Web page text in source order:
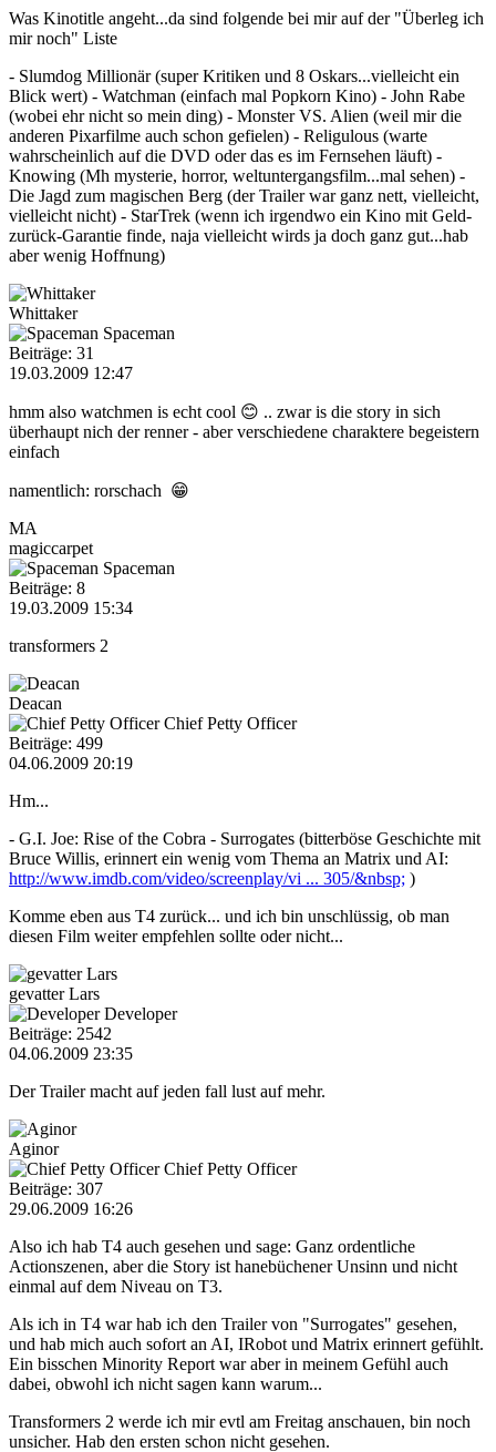
Was Kinotitle angeht...da sind folgende bei mir auf der "Überleg ich
mir noch" Liste
- Slumdog Millionär (super Kritiken und 8 Oskars...vielleicht ein
Blick wert) - Watchman (einfach mal Popkorn Kino) - John Rabe
(wobei ehr nicht so mein ding) - Monster VS. Alien (weil mir die
anderen Pixarfilme auch schon gefielen) - Religulous (warte
wahrscheinlich auf die DVD oder das es im Fernsehen läuft) -
Knowing (Mh mysterie, horror, weltuntergangsfilm...mal sehen) -
Die Jagd zum magischen Berg (der Trailer war ganz nett, vielleicht,
vielleicht nicht) - StarTrek (wenn ich irgendwo ein Kino mit Geld-
zurück-Garantie finde, naja vielleicht wirds ja doch ganz gut...hab
aber wenig Hoffnung)
Whittaker
Spaceman
Beiträge: 31
19.03.2009 12:47
hmm also watchmen is echt cool 😊 .. zwar is die story in sich
überhaupt nich der renner - aber verschiedene charaktere begeistern
einfach
namentlich: rorschach 😁
MA
magiccarpet
Spaceman
Beiträge: 8
19.03.2009 15:34
transformers 2
Deacan
Chief Petty Officer
Beiträge: 499
04.06.2009 20:19
Hm...
- G.I. Joe: Rise of the Cobra - Surrogates (bitterböse Geschichte mit
Bruce Willis, erinnert ein wenig vom Thema an Matrix und AI:
http://www.imdb.com/video/screenplay/vi ... 305/&nbsp; )
Komme eben aus T4 zurück... und ich bin unschlüssig, ob man
diesen Film weiter empfehlen sollte oder nicht...
gevatter Lars
Developer
Beiträge: 2542
04.06.2009 23:35
Der Trailer macht auf jeden fall lust auf mehr.
Aginor
Chief Petty Officer
Beiträge: 307
29.06.2009 16:26
Also ich hab T4 auch gesehen und sage: Ganz ordentliche
Actionszenen, aber die Story ist hanebüchener Unsinn und nicht
einmal auf dem Niveau on T3.
Als ich in T4 war hab ich den Trailer von "Surrogates" gesehen,
und hab mich auch sofort an AI, IRobot und Matrix erinnert gefühlt.
Ein bisschen Minority Report war aber in meinem Gefühl auch
dabei, obwohl ich nicht sagen kann warum...
Transformers 2 werde ich mir evtl am Freitag anschauen, bin noch
unsicher. Hab den ersten schon nicht gesehen.